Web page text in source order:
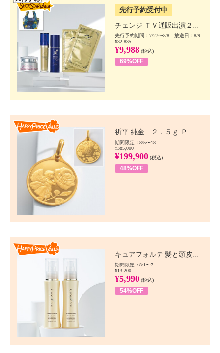
先行予約受付中
チェンジ ＴＶ通販出演２...
先行予約期間：7/27〜8/8 放送日：8/9
¥32,835
¥9,988 (税込)
69%OFF
祈平 純金 ２．５ｇ Ｐ...
期間限定：8/5〜18
¥385,000
¥199,900 (税込)
48%OFF
キュアフォルテ 髪と頭皮...
期間限定：8/1〜7
¥13,200
¥5,990 (税込)
54%OFF